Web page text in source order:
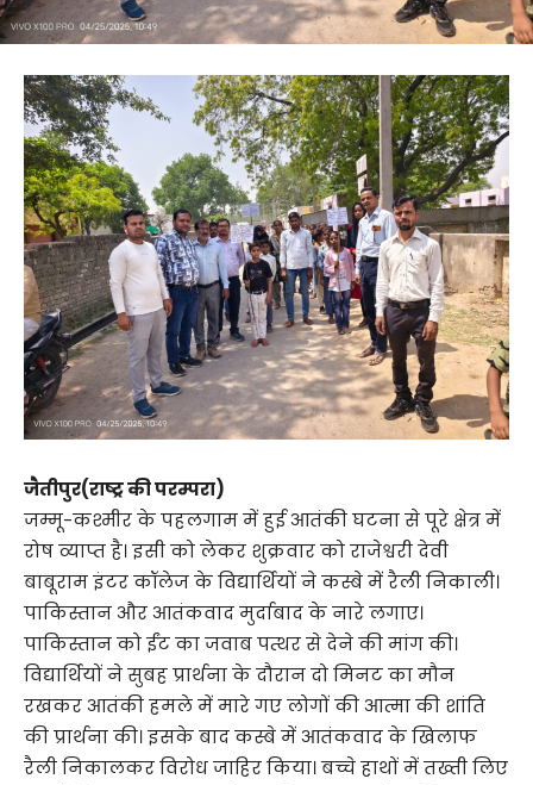
जैतीपुर(राष्ट्र की परम्परा)
जम्मू-कश्मीर के पहलगाम में हुई आतंकी घटना से पूरे क्षेत्र में
रोष व्याप्त है। इसी को लेकर शुक्रवार को राजेश्वरी देवी
बाबूराम इंटर कॉलेज के विद्यार्थियों ने कस्बे में रैली निकाली।
पाकिस्तान और आतंकवाद मुर्दाबाद के नारे लगाए।
पाकिस्तान को ईंट का जवाब पत्थर से देने की मांग की।
विद्यार्थियों ने सुबह प्रार्थना के दौरान दो मिनट का मौन
रखकर आतंकी हमले में मारे गए लोगों की आत्मा की शांति
की प्रार्थना की। इसके बाद कस्बे में आतंकवाद के खिलाफ
रैली निकालकर विरोध जाहिर किया। बच्चे हाथों में तख्ती लिए